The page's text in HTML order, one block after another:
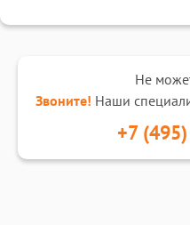
Не
Звоните! Наши
+7